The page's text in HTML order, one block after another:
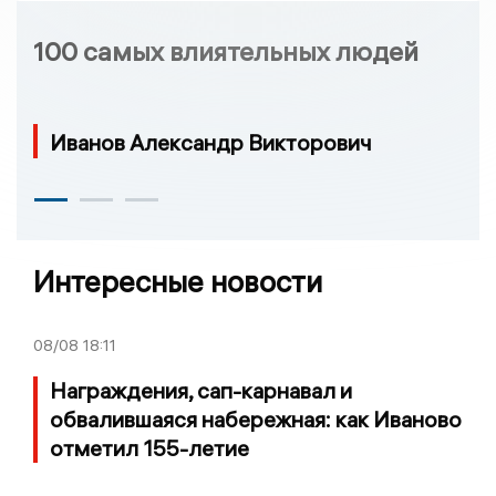
100 самых влиятельных людей
Иванов Александр Викторович
Интересные новости
08/08 18:11
Награждения, сап-карнавал и
обвалившаяся набережная: как Иваново
отметил 155-летие